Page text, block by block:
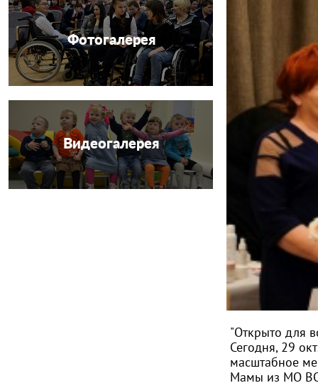
Фотогалерея
Видеогалерея
"Открыто для
Сегодня, 29
масштабное
Мамы из МО